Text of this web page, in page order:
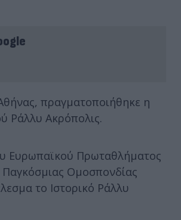
πραγματοποιήθηκε η
Ράλλυ Ακρόπολις.
Ευρωπαϊκού Πρωταθλήματος
Παγκόσμιας Ομοσπονδίας
το Ιστορικό Ράλλυ